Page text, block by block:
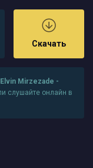
Скачать
Mirzezade -
слушайте онлайн в